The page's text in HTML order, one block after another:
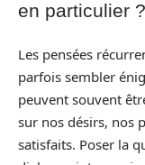
en particulier ?
Les pensées
parfois sembler
peuvent souvent
sur nos désirs, nos
satisfaits. Poser la